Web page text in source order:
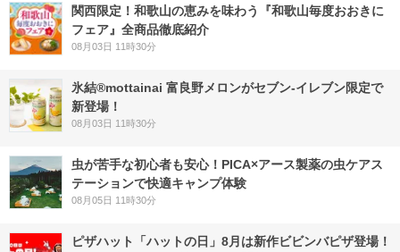
関西限定！和歌山の恵みを味わう『和歌山毎度おおきに
フェア』全商品徹底紹介
08月03日 11時30分
氷結®mottainai 富良野メロンがセブン‐イレブン限定で
新登場！
08月03日 11時30分
虫が苦手な初心者も安心！PICA×アース製薬の虫ケアス
テーションで快適キャンプ体験
08月05日 11時30分
ピザハット「ハットの日」8月は新作ビビンバピザ登場！